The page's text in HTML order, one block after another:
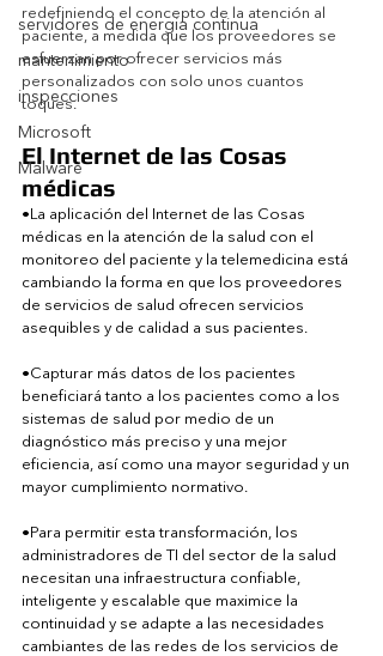
servidores de energia continua
mantenimiento
inspecciones
Microsoft
Malware
redefiniendo el concepto de la atención al
paciente, a medida que los proveedores se
esfuerzan por ofrecer servicios más
personalizados con solo unos cuantos
toques.
El Internet de las Cosas
médicas
•La aplicación del Internet de las Cosas
médicas en la atención de la salud con el
monitoreo del paciente y la telemedicina está
cambiando la forma en que los proveedores
de servicios de salud ofrecen servicios
asequibles y de calidad a sus pacientes.
•Capturar más datos de los pacientes
beneficiará tanto a los pacientes como a los
sistemas de salud por medio de un
diagnóstico más preciso y una mejor
eficiencia, así como una mayor seguridad y un
mayor cumplimiento normativo.
•Para permitir esta transformación, los
administradores de TI del sector de la salud
necesitan una infraestructura confiable,
inteligente y escalable que maximice la
continuidad y se adapte a las necesidades
cambiantes de las redes de los servicios de